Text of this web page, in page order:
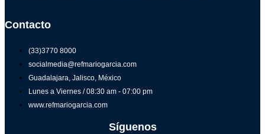
Contacto
(33)3770 8000
socialmedia@refmariogarcia.com
Guadalajara, Jalisco, México
Lunes a Viernes / 08:30 am - 07:00 pm
www.refmariogarcia.com
Síguenos